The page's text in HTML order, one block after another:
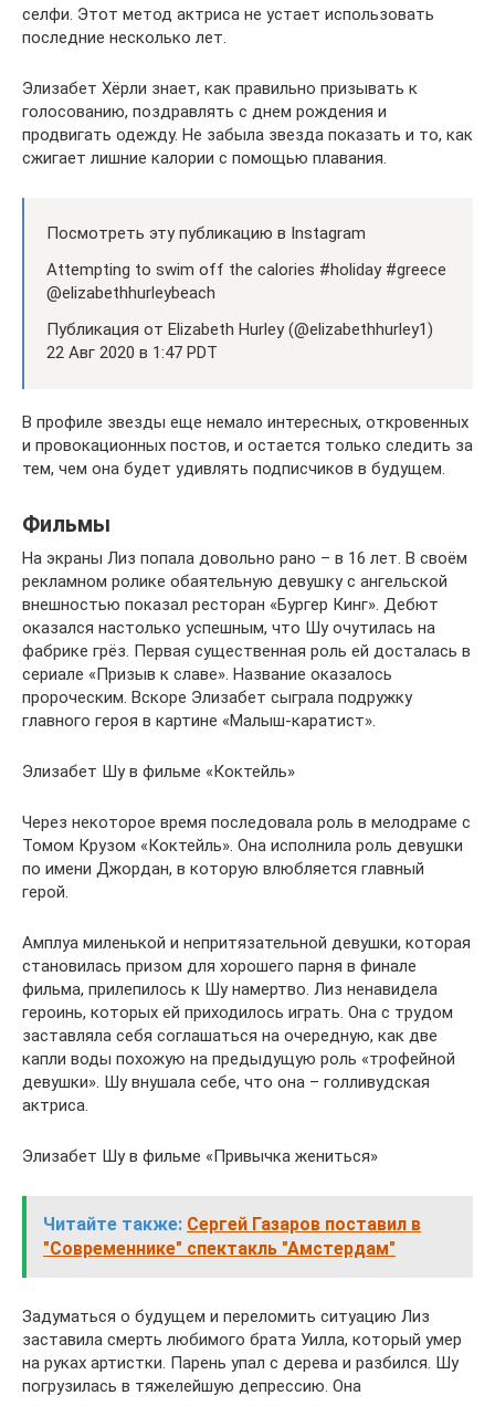
селфи. Этот метод актриса не устает использовать
последние несколько лет.
Элизабет Хёрли знает, как правильно призывать к
голосованию, поздравлять с днем рождения и
продвигать одежду. Не забыла звезда показать и то, как
сжигает лишние калории с помощью плавания.
Посмотреть эту публикацию в Instagram
Attempting to swim off the calories #holiday #greece
@elizabethhurleybeach
Публикация от Elizabeth Hurley (@elizabethhurley1)
22 Авг 2020 в 1:47 PDT
В профиле звезды еще немало интересных, откровенных
и провокационных постов, и остается только следить за
тем, чем она будет удивлять подписчиков в будущем.
Фильмы
На экраны Лиз попала довольно рано – в 16 лет. В своём
рекламном ролике обаятельную девушку с ангельской
внешностью показал ресторан «Бургер Кинг». Дебют
оказался настолько успешным, что Шу очутилась на
фабрике грёз. Первая существенная роль ей досталась в
сериале «Призыв к славе». Название оказалось
пророческим. Вскоре Элизабет сыграла подружку
главного героя в картине «Малыш-каратист».
Элизабет Шу в фильме «Коктейль»
Через некоторое время последовала роль в мелодраме с
Томом Крузом «Коктейль». Она исполнила роль девушки
по имени Джордан, в которую влюбляется главный
герой.
Амплуа миленькой и непритязательной девушки, которая
становилась призом для хорошего парня в финале
фильма, прилепилось к Шу намертво. Лиз ненавидела
героинь, которых ей приходилось играть. Она с трудом
заставляла себя соглашаться на очередную, как две
капли воды похожую на предыдущую роль «трофейной
девушки». Шу внушала себе, что она – голливудская
актриса.
Элизабет Шу в фильме «Привычка жениться»
Читайте также: Сергей Газаров поставил в
"Современнике" спектакль "Амстердам"
Задуматься о будущем и переломить ситуацию Лиз
заставила смерть любимого брата Уилла, который умер
на руках артистки. Парень упал с дерева и разбился. Шу
погрузилась в тяжелейшую депрессию. Она